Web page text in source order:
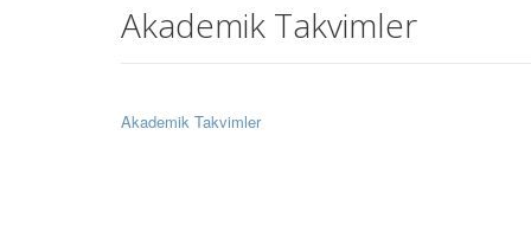
Akademik Takvimler
Akademik Takvimler